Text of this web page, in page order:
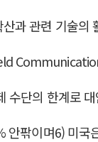
과 관련 기술의
수단의 한계로
안팎이며6) 미